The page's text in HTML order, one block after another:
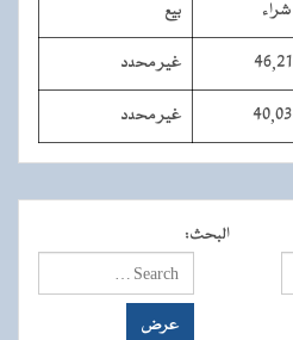
شراء بيع
46,21 غير محدد
40,03 غير محدد
البحث: